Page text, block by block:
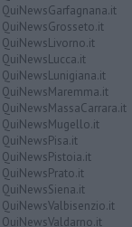
QuiNewsGarfagnana.it
QuiNewsGrosseto.it
QuiNewsLivorno.it
QuiNewsLucca.it
QuiNewsLunigiana.it
QuiNewsMaremma.it
QuiNewsMassaCarrara.it
QuiNewsMugello.it
QuiNewsPisa.it
QuiNewsPistoia.it
QuiNewsPrato.it
QuiNewsSiena.it
QuiNewsValbisenzio.it
QuiNewsValdarno.it